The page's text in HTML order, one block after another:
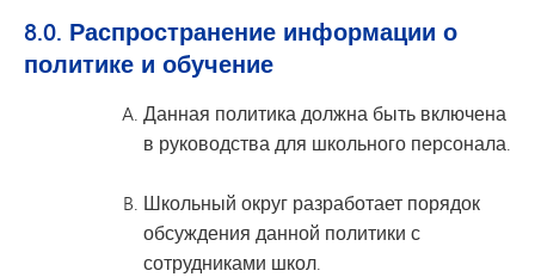
8.0. Распространение информации о
политике и обучение
Данная политика должна быть включена
в руководства для школьного персонала.
Школьный округ разработает порядок
обсуждения данной политики с
сотрудниками школ.